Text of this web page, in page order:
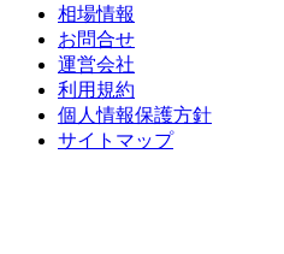
相場情報
お問合せ
運営会社
利用規約
個人情報保護方針
サイトマップ